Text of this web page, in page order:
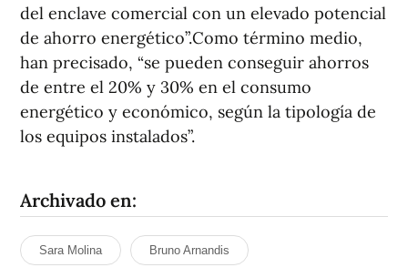
del enclave comercial con un elevado potencial
de ahorro energético”.Como término medio,
han precisado, “se pueden conseguir ahorros
de entre el 20% y 30% en el consumo
energético y económico, según la tipología de
los equipos instalados”.
Archivado en:
Sara Molina Bruno Arnandis